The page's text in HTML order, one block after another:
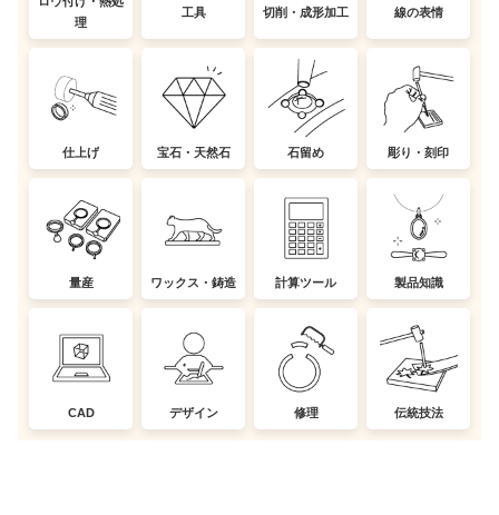
理
工具 切削・成形加工 線の表情
仕上げ 宝石・天然石 石留め 彫り・刻印
量産 ワックス・鋳造 計算ツール 製品知識
CAD デザイン 修理 伝統技法